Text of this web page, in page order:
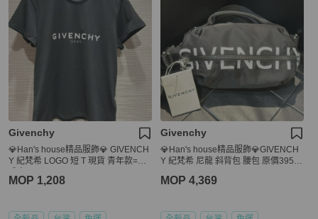
Givenchy
💎Han's house精品服飾💎 GIVENCH
Y 紀梵希 LOGO 短 T 現貨 青年款=女
MOP 1,208
Givenchy
💎Han's house精品服飾💎GIVENCH
Y 紀梵希 尼龍 斜背包 腰包 原價3950
MOP 4,369